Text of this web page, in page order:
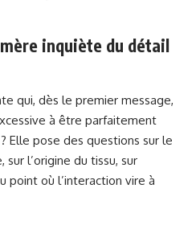
inquiète du détail
qui, dès le premier message,
à être parfaitement
Elle pose des questions sur le
l’origine du tissu, sur
point où l’interaction vire à